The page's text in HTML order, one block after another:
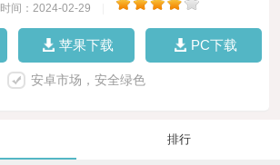
时间：2024-02-29
苹果下载 PC下载
安卓市场，安全绿色
排行